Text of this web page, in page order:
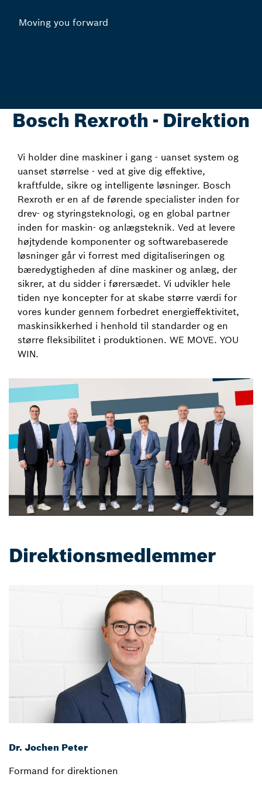
Moving you forward
Bosch Rexroth - Direktion
Vi holder dine maskiner i gang - uanset system og
uanset størrelse - ved at give dig effektive,
kraftfulde, sikre og intelligente løsninger. Bosch
Rexroth er en af de førende specialister inden for
drev- og styringsteknologi, og en global partner
inden for maskin- og anlægsteknik. Ved at levere
højtydende komponenter og softwarebaserede
løsninger går vi forrest med digitaliseringen og
bæredygtigheden af dine maskiner og anlæg, der
sikrer, at du sidder i førersædet. Vi udvikler hele
tiden nye koncepter for at skabe større værdi for
vores kunder gennem forbedret energieffektivitet,
maskinsikkerhed i henhold til standarder og en
større fleksibilitet i produktionen. WE MOVE. YOU
WIN.
Direktionsmedlemmer
Dr. Jochen Peter
Formand for direktionen